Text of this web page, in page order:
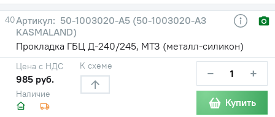
40
50-1003020-А5 (50-1003020-А3
KASMALAND)
Прокладка ГБЦ Д-240/245, МТЗ (металл-силикон)
Наличие
Цена с НДС
985 руб.
К схеме − +
Купить